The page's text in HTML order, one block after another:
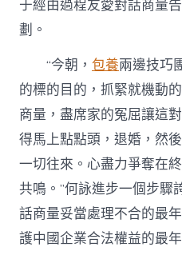
于經由過程友愛對話商量
劃。
“今朝，包養兩邊技巧
的標的目的，抓緊就機動
商量，盡席家的冤屈讓這
得馬上點點頭，退婚，然
一切往來。心盡力爭奪在
共鳴。”何詠進步一個步驟
話商量妥當處理不合的最
護中國企業合法權益的最